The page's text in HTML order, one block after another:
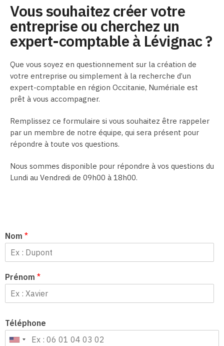
Vous souhaitez créer votre
entreprise ou cherchez un
expert-comptable à Lévignac ?
Que vous soyez en questionnement sur la création de
votre entreprise ou simplement à la recherche d’un
expert-comptable en région Occitanie, Numériale est
prêt à vous accompagner.
Remplissez ce formulaire si vous souhaitez être rappeler
par un membre de notre équipe, qui sera présent pour
répondre à toute vos questions.
Nous sommes disponible pour répondre à vos questions du
Lundi au Vendredi de 09h00 à 18h00.
Nom *
Prénom *
Téléphone